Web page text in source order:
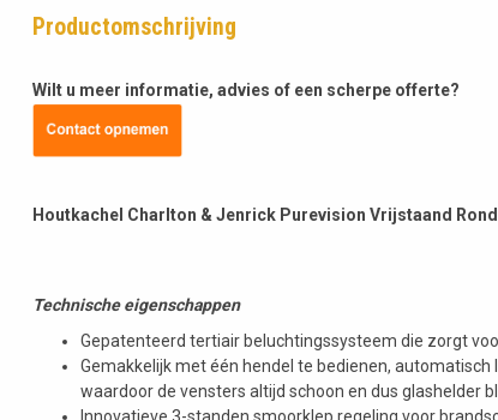
Productomschrijving
Wilt u meer informatie, advies of een scherpe offerte?
Houtkachel Charlton & Jenrick Purevision Vrijstaand
Technische eigenschappen
Gepatenteerd tertiair beluchtingssysteem die zorgt
Gemakkelijk met één hendel te bedienen,
waardoor de vensters altijd schoon en dus glashelder
Innovatieve 3-standen smoorklep regeling voor